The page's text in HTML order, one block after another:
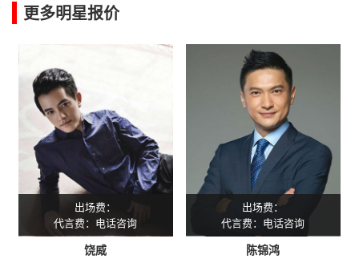
更多明星报价
出场费：
代言费：电话咨询
饶威
出场费：
代言费：电话咨询
陈锦鸿